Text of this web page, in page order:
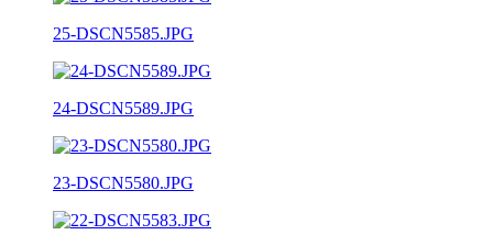
25-DSCN5585.JPG
24-DSCN5589.JPG
23-DSCN5580.JPG